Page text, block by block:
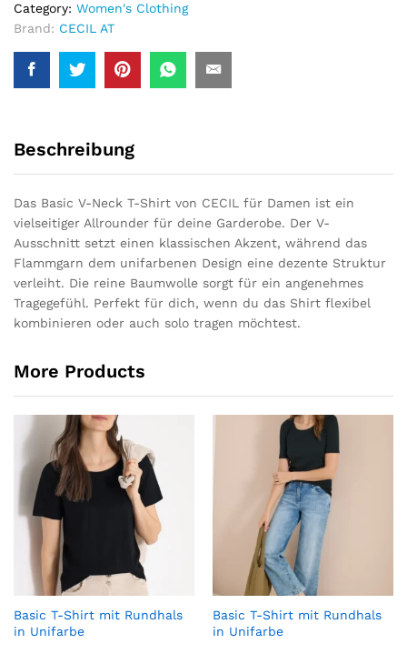
Category: Women's Clothing
Brand: CECIL AT
Beschreibung
Das Basic V-Neck T-Shirt von CECIL für Damen ist ein
vielseitiger Allrounder für deine Garderobe. Der V-
Ausschnitt setzt einen klassischen Akzent, während das
Flammgarn dem unifarbenen Design eine dezente Struktur
verleiht. Die reine Baumwolle sorgt für ein angenehmes
Tragegefühl. Perfekt für dich, wenn du das Shirt flexibel
kombinieren oder auch solo tragen möchtest.
More Products
Basic T-Shirt mit Rundhals
in Unifarbe
Basic T-Shirt mit Rundhals
in Unifarbe